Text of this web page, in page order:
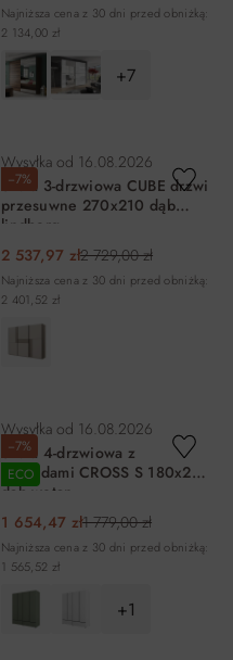
Najniższa cena z 30 dni przed obniżką:
2 134,00 zł
+7
−7%
Wysyłka od 16.08.2026
Szafa 3-drzwiowa CUBE drzwi
przesuwne 270x210 dąb
lindberg
2 537,97 zł2 729,00 zł
Najniższa cena z 30 dni przed obniżką:
2 401,52 zł
−7%
ECO
Wysyłka od 16.08.2026
Szafa 4-drzwiowa z
szufladami CROSS S 180x210
dąb wotan
1 654,47 zł1 779,00 zł
Najniższa cena z 30 dni przed obniżką:
1 565,52 zł
+1